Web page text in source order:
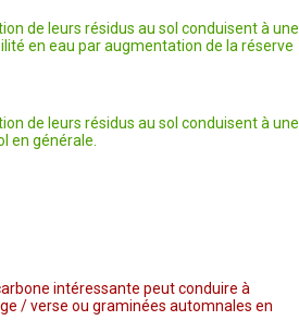
de leurs résidus au sol conduisent à une
en eau par augmentation de la réserve
de leurs résidus au sol conduisent à une
en générale.
intéressante peut conduire à
/ verse ou graminées automnales en